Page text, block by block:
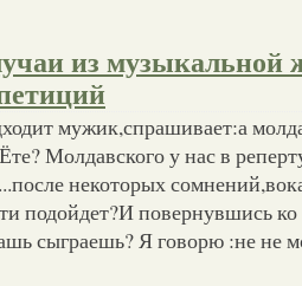
из музыкальной
мужик,спрашивает:а
Молдавского у нас в
некоторых
подойдет?И повернувшись ко
сыграешь? Я говорю :не не